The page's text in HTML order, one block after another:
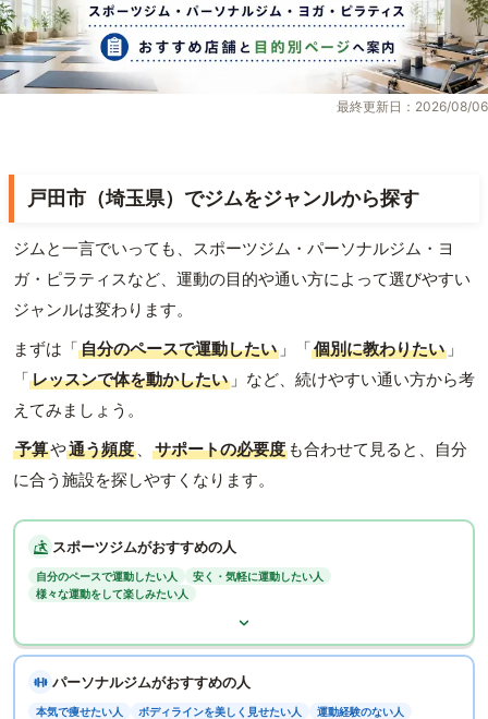
最終更新日：2026/08/06
戸田市（埼玉県）でジムをジャンルから探す
ジムと一言でいっても、スポーツジム・パーソナルジム・ヨ
ガ・ピラティスなど、運動の目的や通い方によって選びやすい
ジャンルは変わります。
まずは「自分のペースで運動したい 」「個別に教わりたい 」
「レッスンで体を動かしたい 」など、続けやすい通い方から考
えてみましょう。
予算や通う頻度 、 サポートの必要度 も合わせて見ると、自分
に合う施設を探しやすくなります。
スポーツジムがおすすめの人
自分のペースで運動したい人
安く・気軽に運動したい人
様々な運動をして楽しみたい人
パーソナルジムがおすすめの人
本気で痩せたい人 ボディラインを美しく見せたい人 運動経験のない人